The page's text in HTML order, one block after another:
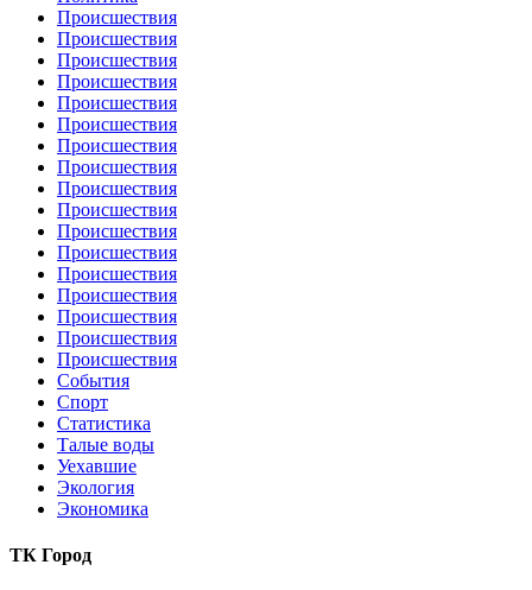
Происшествия
Происшествия
Происшествия
Происшествия
Происшествия
Происшествия
Происшествия
Происшествия
Происшествия
Происшествия
Происшествия
Происшествия
Происшествия
Происшествия
Происшествия
Происшествия
Происшествия
События
Спорт
Статистика
Талые воды
Уехавшие
Экология
Экономика
ТК Город